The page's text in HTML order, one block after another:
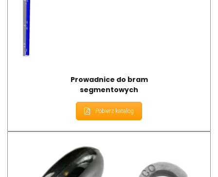
Prowadnice do bram
segmentowych
Pobierz katalog